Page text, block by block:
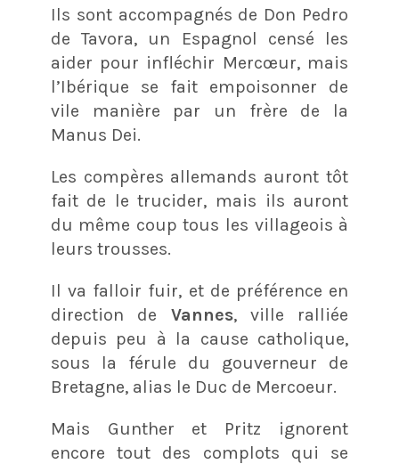
Ils sont accompagnés de Don Pedro
de Tavora, un Espagnol censé les
aider pour infléchir Mercœur, mais
l’Ibérique se fait empoisonner de
vile manière par un frère de la
Manus Dei.
Les compères allemands auront tôt
fait de le trucider, mais ils auront
du même coup tous les villageois à
leurs trousses.
Il va falloir fuir, et de préférence en
direction de Vannes, ville ralliée
depuis peu à la cause catholique,
sous la férule du gouverneur de
Bretagne, alias le Duc de Mercoeur.
Mais Gunther et Pritz ignorent
encore tout des complots qui se